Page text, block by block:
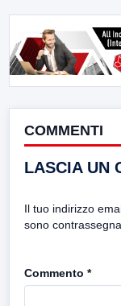
COMMENTI
LASCIA UN
Il tuo indirizzo
sono
Commento *